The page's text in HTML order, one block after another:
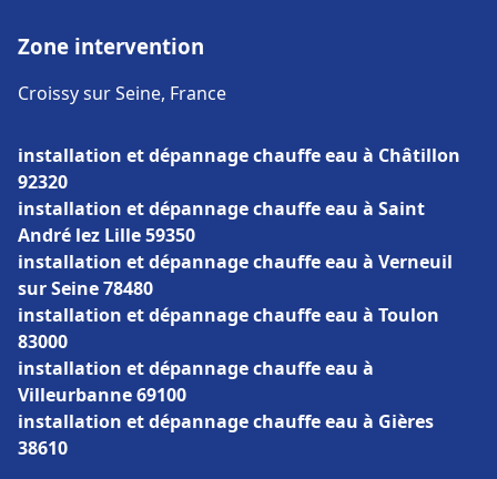
Zone intervention
Croissy sur Seine, France
installation et dépannage chauffe eau à Châtillon
92320
installation et dépannage chauffe eau à Saint
André lez Lille 59350
installation et dépannage chauffe eau à Verneuil
sur Seine 78480
installation et dépannage chauffe eau à Toulon
83000
installation et dépannage chauffe eau à
Villeurbanne 69100
installation et dépannage chauffe eau à Gières
38610